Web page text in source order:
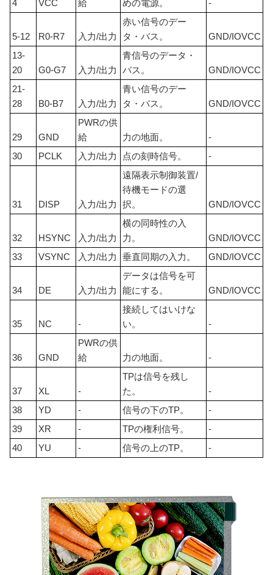
4 VCC 給 めの電源。 -
5-12 R0-R7 入力/出力
赤い信号のデー
タ・バス。
GND/IOVCC
13-
20
G0-G7 入力/出力
青信号のデータ・
バス。
GND/IOVCC
21-
28
B0-B7 入力/出力
青い信号のデー
タ・バス。
GND/IOVCC
29 GND
PWRの供
給
力の地面。
-
30
PCLK 入力/出力 点の刻時信号。 -
31 DISP 入力/出力
遠隔表示制御装置/
待機モードの選
択。
GND/IOVCC
32 HSYNC 入力/出力
横の同時性の入
力。
GND/IOVCC
33
VSYNC 入力/出力 垂直同期の入力。 GND/IOVCC
34 DE 入力/出力
データは信号を可
能にする。
GND/IOVCC
35 NC -
接続してはいけな
い。
-
36 GND
PWRの供
給
力の地面。 -
37 XL -
TPは信号を残し
た。
-
38
YD - 信号の下のTP。
-
39
XR - TPの権利信号。
-
40
YU - 信号の上のTP。 -